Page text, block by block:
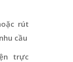
rút
cầu
trực